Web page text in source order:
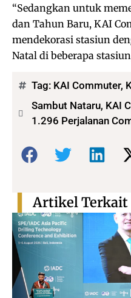
“Sedangkan untuk
dan Tahun Baru, KAI
mendekorasi stasiun
Natal di beberapa
Tag: KAI Commuter,
Sambut Nataru, KAI
1.296 Perjalanan
Bagikan:
Artikel Terkait